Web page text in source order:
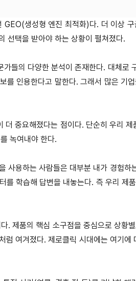
생성형 엔진 최적화)다. 더 이상
선택을 받아야 하는 상황이 펼쳐졌다.
들의 다양한 분석이 존재한다. 대체로
인용한다고 말한다. 그래서 많은 기
더 중요해졌다는 점이다. 단순히 우리
녹여내야 한다.
사용하는 사람들은 대부분 내가 경험하
학습해 답변을 내놓는다. 즉 우리 제
. 제품의 핵심 소구점을 중심으로 상황
여겨졌다. 제로클릭 시대에는 여기에